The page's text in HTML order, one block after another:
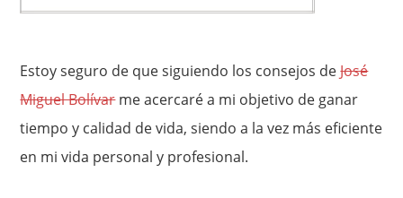
Estoy seguro de que siguiendo los consejos deJosé
Miguel Bolívarme acercaré a mi objetivo de ganar
tiempo y calidad de vida, siendo a la vez más eficiente
en mi vida personal y profesional.